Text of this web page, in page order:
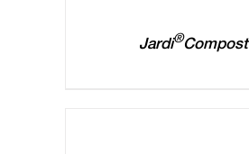
Jardi®Compost